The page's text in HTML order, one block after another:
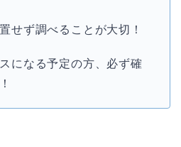
せず調べることが大切！
になる予定の方、必ず確